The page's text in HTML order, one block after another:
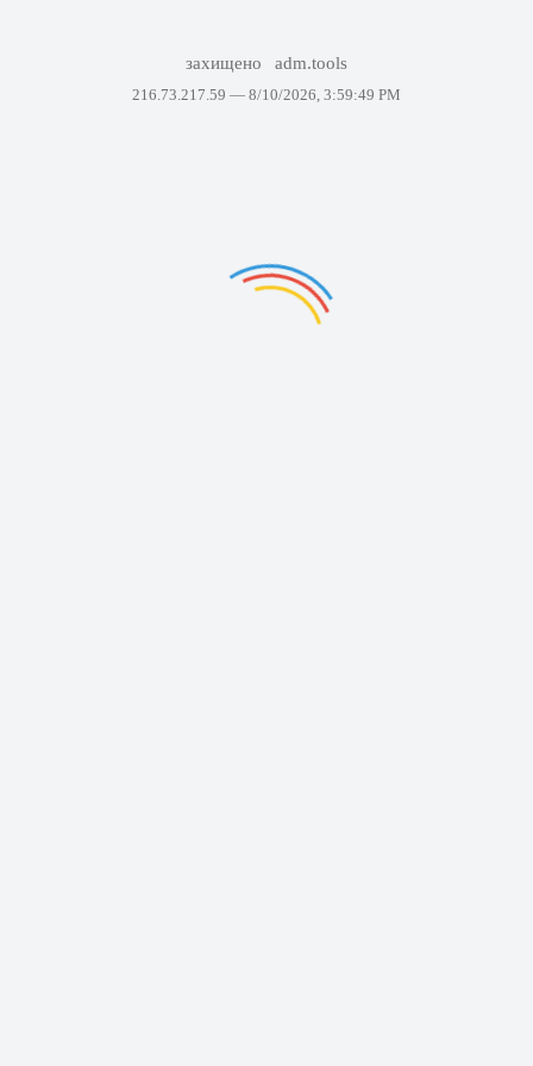
захищено adm.tools
216.73.217.59 — 8/10/2026, 3:59:49 PM